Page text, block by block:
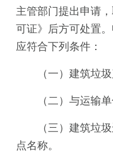
主管部门提出申请
可证》后方可处置
应符合下列条件：
（一）建筑垃
（二）与运输
（三）建筑垃
点名称。